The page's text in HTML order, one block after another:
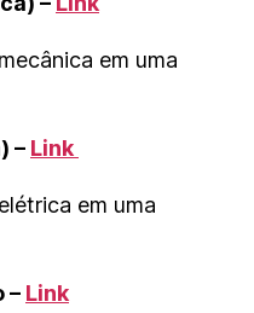
em uma
– Link
em uma
– Link